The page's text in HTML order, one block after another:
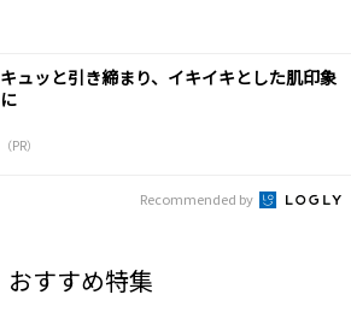
キュッと引き締まり、イキイキとした肌印象
に
（PR）
Recommended by
おすすめ特集